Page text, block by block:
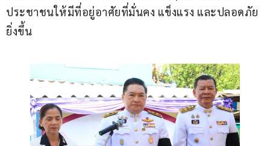
ประชาชนให้มีที่อยู่อาศัยที่มั่นคง แข็งแรง และปลอดภัย
ยิ่งขึ้น